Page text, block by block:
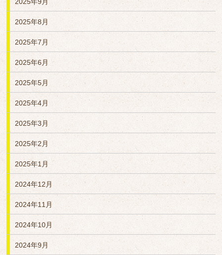
2025年8月
2025年7月
2025年6月
2025年5月
2025年4月
2025年3月
2025年2月
2025年1月
2024年12月
2024年11月
2024年10月
2024年9月